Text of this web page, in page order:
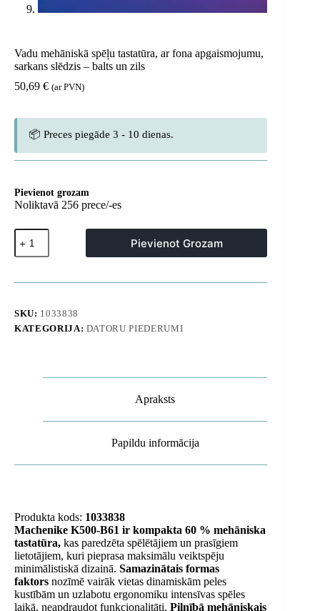
Vadu mehāniskā spēļu tastatūra, ar fona apgaismojumu,
sarkans slēdzis – balts un zils
50,69 € (ar PVN)
📦 Preces piegāde 3 - 10 dienas.
Pievienot grozam
Noliktavā 256 prece/-es
Vadu
mehāniskā
spēļu
ar
sarkans
slēdzis
Pievienot Grozam
SKU: 1033838
KATEGORIJA: DATORU PIEDERUMI
Apraksts
Papildu informācija
Produkta kods: 1033838
Machenike K500-B61 ir kompakta 60 % mehāniska
tastatūra, kas paredzēta spēlētājiem un prasīgiem
lietotājiem, kuri pieprasa maksimālu veiktspēju
minimālistiskā dizainā. Samazinātais formas
faktors nozīmē vairāk vietas dinamiskām peles
kustībām un uzlabotu ergonomiku intensīvas spēles
laikā, neapdraudot funkcionalitāti. Pilnībā mehāniskais